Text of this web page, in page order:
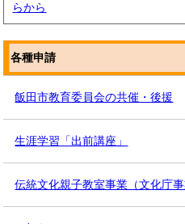
らから
各種申請
飯田市教育委員会の共催・後援
生涯学習「出前講座」
伝統文化親子教室事業（文化庁事